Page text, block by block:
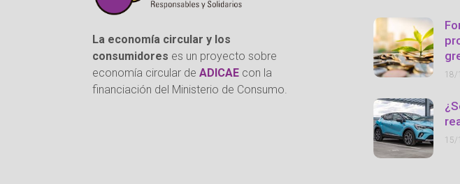
La economía circular y los
consumidores es un proyecto sobre
economía circular de ADICAE con la
financiación del Ministerio de Consumo.
18/
15/